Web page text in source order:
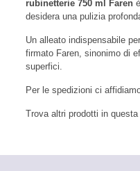
rubinetterie 750 ml Farenè
desidera una pulizia
Un alleato indispensabile
firmato Faren, sinonimo di
superfici.
Per le spedizioni ci
Trova altri prodotti in questa